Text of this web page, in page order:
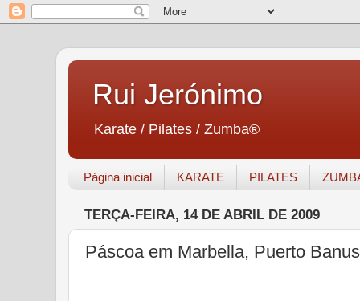
Rui Jerónimo
Karate / Pilates / Zumba®
Página inicial KARATE PILATES
TERÇA-FEIRA, 14 DE ABRIL DE 2009
Páscoa em Marbella, Puerto